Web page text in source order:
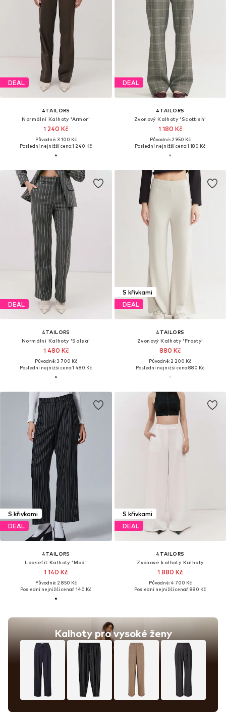
DEAL
4TAILORS
Normální Kalhoty 'Armor'
1 240 Kč
Původně: 3 100 Kč
Poslední nejnižší cena:1 240 Kč
DEAL
4TAILORS
Zvonový Kalhoty 'Scottish'
1 180 Kč
Původně: 2 950 Kč
Poslední nejnižší cena:1 180 Kč
DEAL
4TAILORS
Normální Kalhoty 'Salsa'
1 480 Kč
Původně: 3 700 Kč
Poslední nejnižší cena:1 480 Kč
S křivkami
DEAL
4TAILORS
Zvonový Kalhoty 'Frosty'
880 Kč
Původně: 2 200 Kč
Poslední nejnižší cena:880 Kč
S křivkami
DEAL
4TAILORS
Loosefit Kalhoty 'Mod'
1 140 Kč
Původně: 2 850 Kč
Poslední nejnižší cena:1 140 Kč
Kalhoty pro vysoké ženy
S křivkami
DEAL
4TAILORS
Zvonové kalhoty Kalhoty
1 880 Kč
Původně: 4 700 Kč
Poslední nejnižší cena:1 880 Kč